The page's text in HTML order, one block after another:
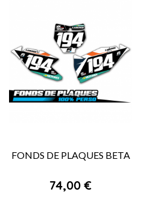
FONDS DE PLAQUES BETA
Prix
74,00 €